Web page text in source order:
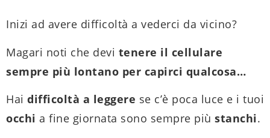
Inizi ad avere difficoltà a vederci da vicino?
Magari noti che devi tenere il cellulare
sempre più lontano per capirci qualcosa…
Hai difficoltà a leggere se c’è poca luce e i tuoi
occhi a fine giornata sono sempre più stanchi.